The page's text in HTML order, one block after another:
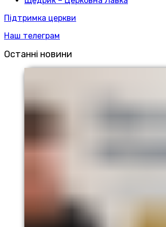
Підтримка церкви
Наш телеграм
Останні новини